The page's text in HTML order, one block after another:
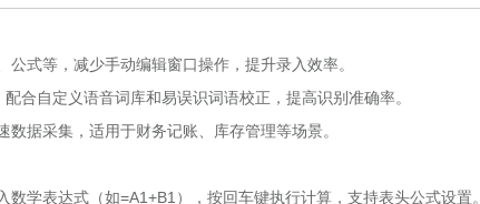
式等，减少手动编辑窗口操作，提升录入效率。
合自定义语音词库和易误识词语校正，提高识别准确率。
据采集，适用于财务记账、库存管理等场景。
学表达式（如=A1+B1），按回车键执行计算，支持表头公式设置。